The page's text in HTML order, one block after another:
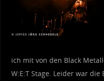
ich mit von den Black
W:E:T Stage. Leider war